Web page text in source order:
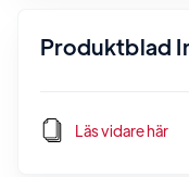
Produktblad
Läs vidare här